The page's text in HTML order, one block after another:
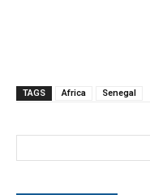
TAGS Africa Senegal